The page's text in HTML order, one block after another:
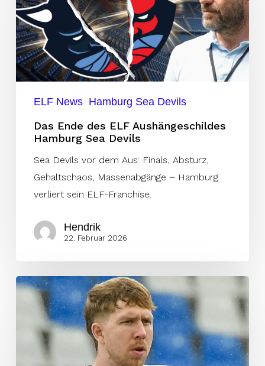
ELF
Aushängeschildes
Hamburg
Sea
Devils
ELF News Hamburg Sea Devils
Das Ende des ELF Aushängeschildes
Hamburg Sea Devils
Sea Devils vor dem Aus: Finals, Absturz,
Gehaltschaos, Massenabgänge – Hamburg
verliert sein ELF-Franchise.
Hendrik
22. Februar 2026
John
Darum